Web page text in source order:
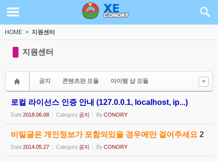
HOME > 지원센터
지원센터
공지 콘텐츠판 모듈 아이템 샵 모듈
로컬 라이선스 인증 안내 (127.0.0.1, localhost, ip...)
Date2018.06.08 Category공지 ByCONORY
비밀글은 개인정보가 포함되있을 경우에만 걸어주세요 2
Date2014.05.27 Category공지 ByCONORY